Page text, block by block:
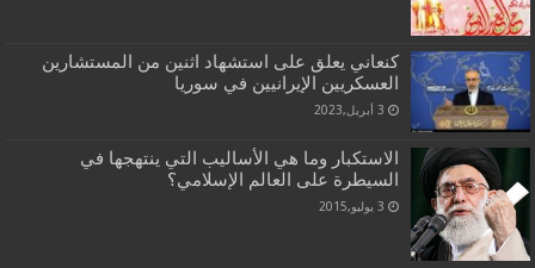
كنعاني يعلق على استشهاد اثنين من المستشارين
العسكريين الإيرانيين في سوريا
3 أبريل,2023
الاستكبار وما هي الأساليب التي ينتهجها في
السيطرة على العالم الإسلامي؟
3 يوليو,2015